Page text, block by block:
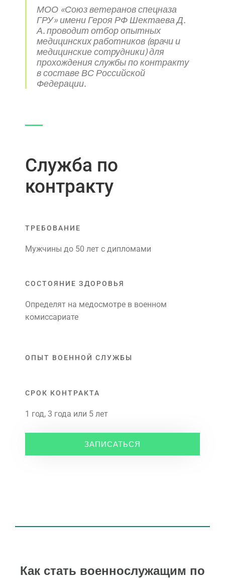
МОО «Союз ветеранов спецназа
ГРУ» имени Героя РФ Шектаева Д.
А. проводит отбор опытных
медицинских работников (врачи и
медицинские сотрудники) для
прохождения службы по контракту
в составе ВС Российской
Федерации.
Служба по
контракту
ТРЕБОВАНИЕ
Мужчины до 50 лет с дипломами
СОСТОЯНИЕ ЗДОРОВЬЯ
Определят на медосмотре в военном
комиссариате
ОПЫТ ВОЕННОЙ СЛУЖБЫ
СРОК КОНТРАКТА
1 год, 3 года или 5 лет
ЗАПИСАТЬСЯ
Как стать военнослужащим по